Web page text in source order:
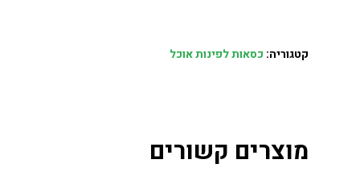
קטגוריה: כסאות לפינות אוכל
מוצרים קשורים